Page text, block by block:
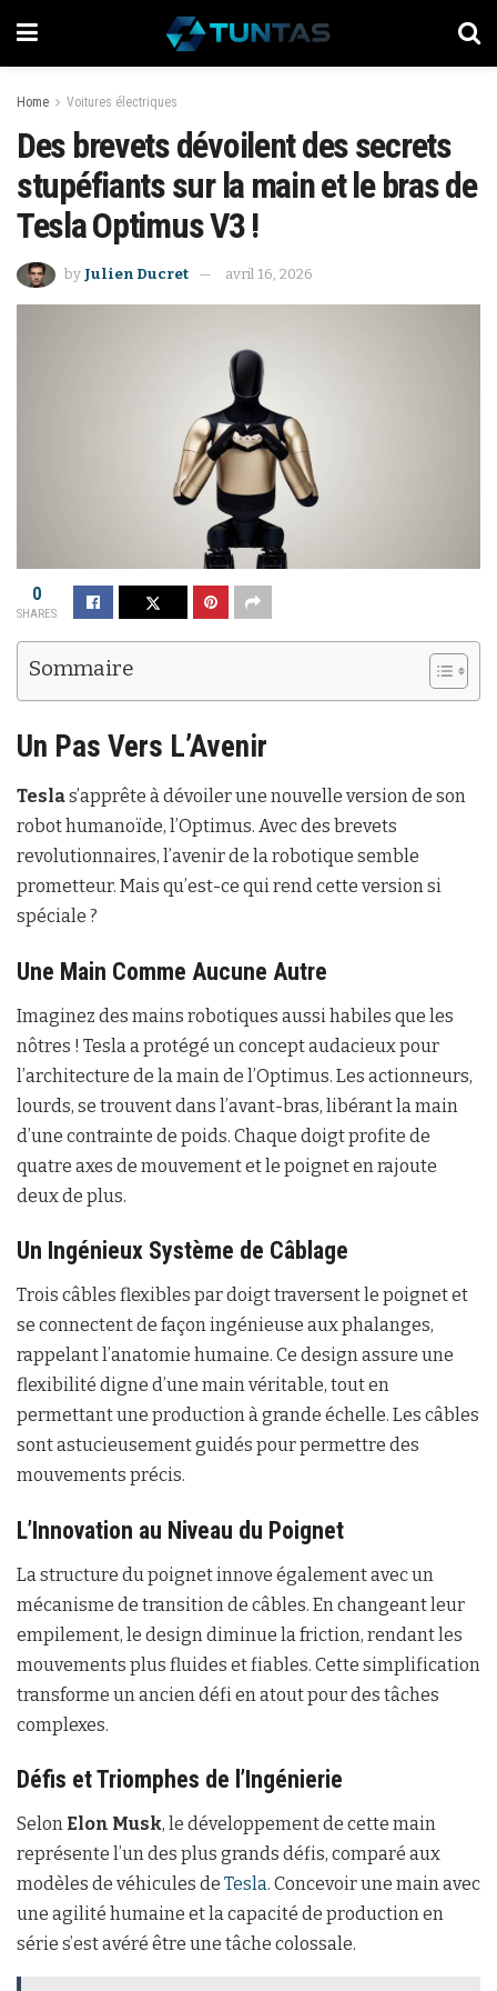
Home Voitures électriques
Des brevets dévoilent des secrets
stupéfiants sur la main et le bras de
Tesla Optimus V3 !
by Julien Ducret avril 16, 2026
0
SHARES
Sommaire
Un Pas Vers L’Avenir
Teslas’apprête à dévoiler une nouvelle version de son
robot humanoïde, l’Optimus. Avec des brevets
revolutionnaires, l’avenir de la robotique semble
prometteur. Mais qu’est-ce qui rend cette version si
spéciale ?
Une Main Comme Aucune Autre
Imaginez des mains robotiques aussi habiles que les
nôtres ! Tesla a protégé un concept audacieux pour
l’architecture de la main de l’Optimus. Les actionneurs,
lourds, se trouvent dans l’avant-bras, libérant la main
d’une contrainte de poids. Chaque doigt profite de
quatre axes de mouvement et le poignet en rajoute
deux de plus.
Un Ingénieux Système de Câblage
Trois câbles flexibles par doigt traversent le poignet et
se connectent de façon ingénieuse aux phalanges,
rappelant l’anatomie humaine. Ce design assure une
flexibilité digne d’une main véritable, tout en
permettant une production à grande échelle. Les câbles
sont astucieusement guidés pour permettre des
mouvements précis.
L’Innovation au Niveau du Poignet
La structure du poignet innove également avec un
mécanisme de transition de câbles. En changeant leur
empilement, le design diminue la friction, rendant les
mouvements plus fluides et fiables. Cette simplification
transforme un ancien défi en atout pour des tâches
complexes.
Défis et Triomphes de l’Ingénierie
Selon Elon Musk, le développement de cette main
représente l’un des plus grands défis, comparé aux
modèles de véhicules de Tesla. Concevoir une main avec
une agilité humaine et la capacité de production en
série s’est avéré être une tâche colossale.